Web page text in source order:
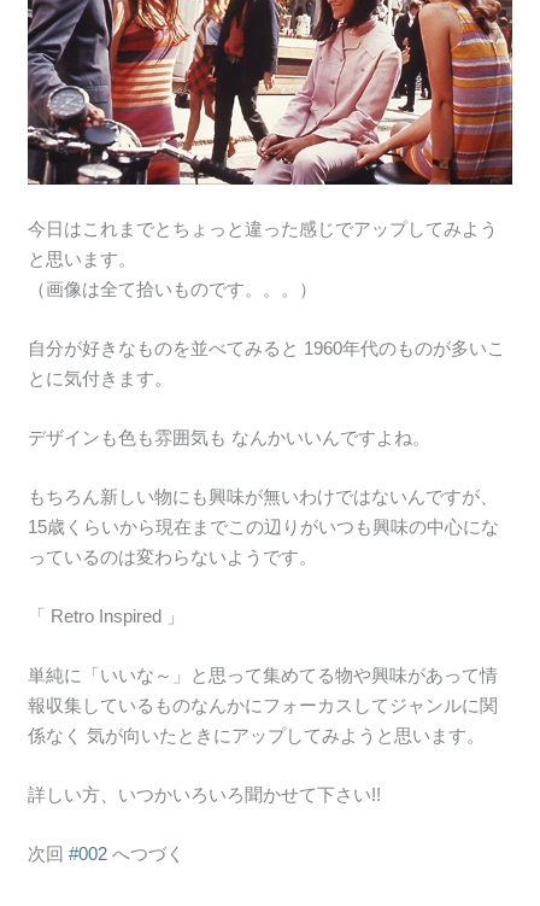
今日はこれまでとちょっと違った感じでアップしてみよう
と思います。
（画像は全て拾いものです。。。）
自分が好きなものを並べてみると 1960年代のものが多いこ
とに気付きます。
デザインも色も雰囲気も なんかいいんですよね。
もちろん新しい物にも興味が無いわけではないんですが、
15歳くらいから現在までこの辺りがいつも興味の中心にな
っているのは変わらないようです。
「 Retro Inspired 」
単純に「いいな～」と思って集めてる物や興味があって情
報収集しているものなんかにフォーカスしてジャンルに関
係なく 気が向いたときにアップしてみようと思います。
詳しい方、いつかいろいろ聞かせて下さい!!
次回#002 へつづく